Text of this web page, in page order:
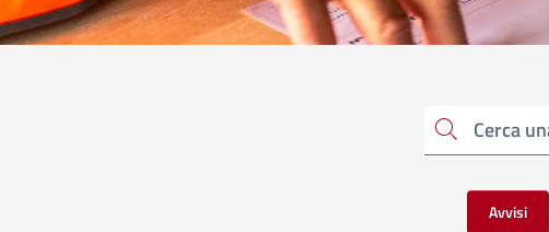
Cerca una parola chiave
Avvisi